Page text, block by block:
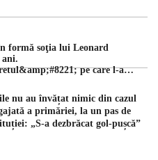
formă soţia lui Leonard
ani.
pe care l-a
nu au învățat nimic din cazul
a primăriei, la un pas de
„S-a dezbrăcat gol-pușcă”